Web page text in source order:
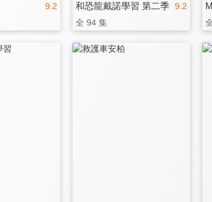
9.2 9.2
和恐龍戴諾學習 第二季
全 94 集